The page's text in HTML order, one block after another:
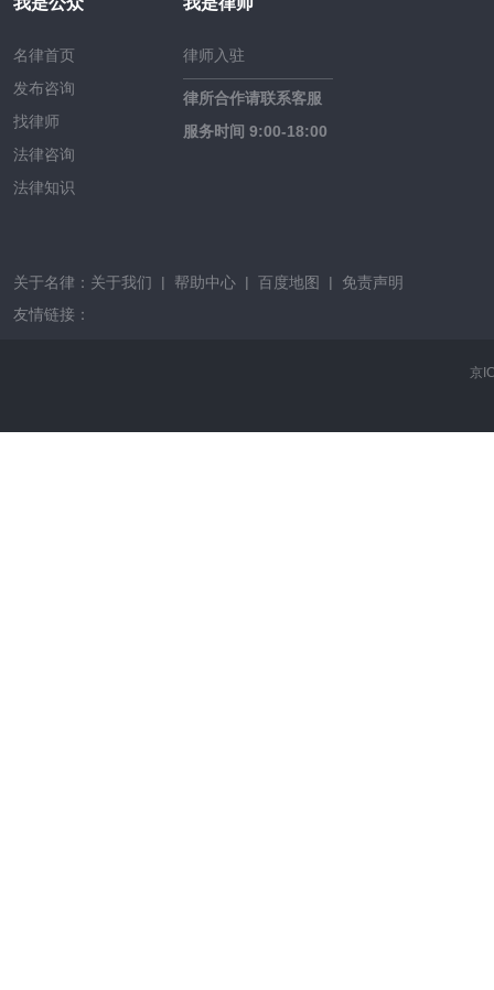
名律首页
发布咨询
找律师
法律咨询
法律知识
律师入驻
律所合作请联系客服
服务时间 9:00-18:00
关于名律： 关于我们 | 帮助中心 | 百度地图 |
免责声明
友情链接：
京